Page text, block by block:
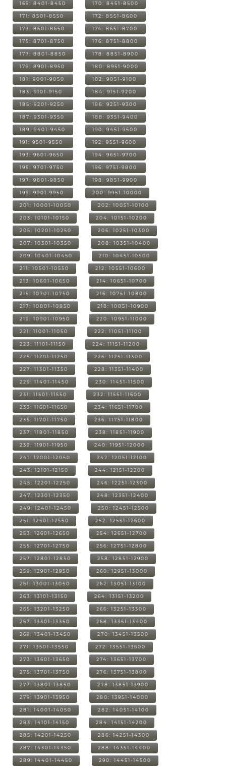
169: 8401-8450 170: 8451-8500
171: 8501-8550 172: 8551-8600
173: 8601-8650 174: 8651-8700
175: 8701-8750 176: 8751-8800
177: 8801-8850 178: 8851-8900
179: 8901-8950 180: 8951-9000
181: 9001-9050 182: 9051-9100
183: 9101-9150 184: 9151-9200
185: 9201-9250 186: 9251-9300
187: 9301-9350 188: 9351-9400
189: 9401-9450 190: 9451-9500
191: 9501-9550 192: 9551-9600
193: 9601-9650 194: 9651-9700
195: 9701-9750 196: 9751-9800
197: 9801-9850 198: 9851-9900
199: 9901-9950 200: 9951-10000
201: 10001-10050 202: 10051-10100
203: 10101-10150 204: 10151-10200
205: 10201-10250 206: 10251-10300
207: 10301-10350 208: 10351-10400
209: 10401-10450 210: 10451-10500
211: 10501-10550 212: 10551-10600
213: 10601-10650 214: 10651-10700
215: 10701-10750 216: 10751-10800
217: 10801-10850 218: 10851-10900
219: 10901-10950 220: 10951-11000
221: 11001-11050 222: 11051-11100
223: 11101-11150 224: 11151-11200
225: 11201-11250 226: 11251-11300
227: 11301-11350 228: 11351-11400
229: 11401-11450 230: 11451-11500
231: 11501-11550 232: 11551-11600
233: 11601-11650 234: 11651-11700
235: 11701-11750 236: 11751-11800
237: 11801-11850 238: 11851-11900
239: 11901-11950 240: 11951-12000
241: 12001-12050 242: 12051-12100
243: 12101-12150 244: 12151-12200
245: 12201-12250 246: 12251-12300
247: 12301-12350 248: 12351-12400
249: 12401-12450 250: 12451-12500
251: 12501-12550 252: 12551-12600
253: 12601-12650 254: 12651-12700
255: 12701-12750 256: 12751-12800
257: 12801-12850 258: 12851-12900
259: 12901-12950 260: 12951-13000
261: 13001-13050 262: 13051-13100
263: 13101-13150 264: 13151-13200
265: 13201-13250 266: 13251-13300
267: 13301-13350 268: 13351-13400
269: 13401-13450 270: 13451-13500
271: 13501-13550 272: 13551-13600
273: 13601-13650 274: 13651-13700
275: 13701-13750 276: 13751-13800
277: 13801-13850 278: 13851-13900
279: 13901-13950 280: 13951-14000
281: 14001-14050 282: 14051-14100
283: 14101-14150 284: 14151-14200
285: 14201-14250 286: 14251-14300
287: 14301-14350 288: 14351-14400
289: 14401-14450 290: 14451-14500